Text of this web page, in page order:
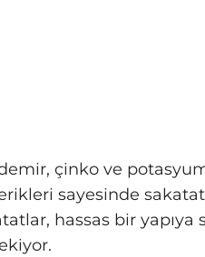
çinko ve
sayesinde
hassas bir yapıya